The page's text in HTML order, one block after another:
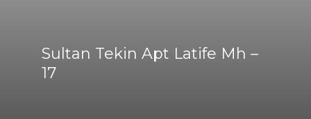
Sultan Tekin Apt Latife Mh –
17